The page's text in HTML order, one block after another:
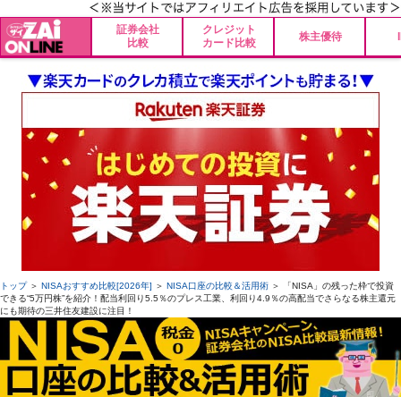
証券会社
比較
クレジット
カード比較
株主優待
トップ＞ NISAおすすめ比較[2026年] ＞ NISA口座の比較＆活用術 ＞ 「NISA」の残った枠で投資
できる“5万円株”を紹介！配当利回り5.5％のプレス工業、利回り4.9％の高配当でさらなる株主還元
にも期待の三井住友建設に注目！